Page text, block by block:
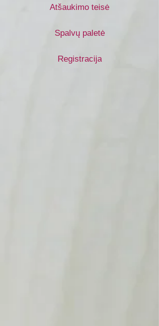
Atšaukimo teisė
Spalvų paletė
Registracija